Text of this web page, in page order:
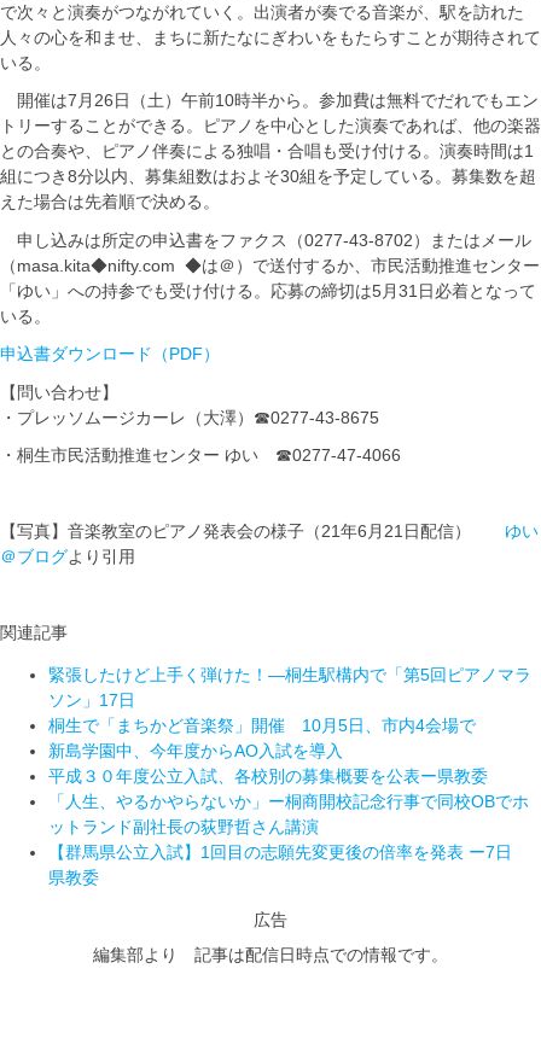
で次々と演奏がつながれていく。出演者が奏でる音楽が、駅を訪れた
人々の心を和ませ、まちに新たなにぎわいをもたらすことが期待されて
いる。
開催は7月26日（土）午前10時半から。参加費は無料でだれでもエン
トリーすることができる。ピアノを中心とした演奏であれば、他の楽器
との合奏や、ピアノ伴奏による独唱・合唱も受け付ける。演奏時間は1
組につき8分以内、募集組数はおよそ30組を予定している。募集数を超
えた場合は先着順で決める。
申し込みは所定の申込書をファクス（0277-43-8702）またはメール
（masa.kita◆nifty.com ◆は＠）で送付するか、市民活動推進センター
「ゆい」への持参でも受け付ける。応募の締切は5月31日必着となって
いる。
申込書ダウンロード（PDF）
【問い合わせ】
・プレッソムージカーレ（大澤）☎0277-43-8675
・桐生市民活動推進センター ゆい ☎0277-47-4066
【写真】音楽教室のピアノ発表会の様子（21年6月21日配信） ゆい
＠ブログより引用
関連記事
緊張したけど上手く弾けた！―桐生駅構内で「第5回ピアノマラ
ソン」17日
桐生で「まちかど音楽祭」開催 10月5日、市内4会場で
新島学園中、今年度からAO入試を導入
平成３０年度公立入試、各校別の募集概要を公表ー県教委
「人生、やるかやらないか」ー桐商開校記念行事で同校OBでホ
ットランド副社長の荻野哲さん講演
【群馬県公立入試】1回目の志願先変更後の倍率を発表 ー7日
県教委
広告
編集部より 記事は配信日時点での情報です。